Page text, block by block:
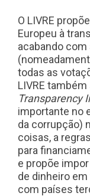
O LIVRE
Europeu à
acabando
todas as
LIVRE
Transparency
importante no
da corrupção)
coisas, a
para
e propõe
de dinheiro
com países